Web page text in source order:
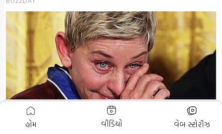
ADVERTISEMENT
હોમ વીડિયો વેબ સ્ટોરીઝ